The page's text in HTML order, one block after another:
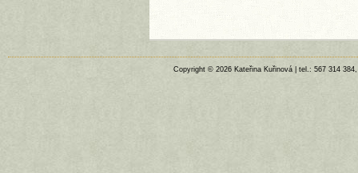
Copyright © 2026 Kateřina Kuřinová | tel.: 567 314